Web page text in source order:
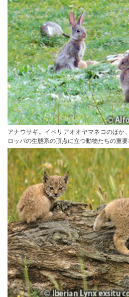
アナウサギ。イベリアオオヤマネコのほか
ロッパの生態系の頂点に立つ動物たちの重要